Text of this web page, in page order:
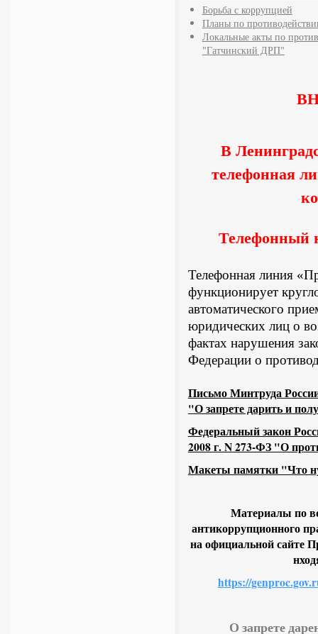
Борьба с коррупцией
Планы по
Локальные акты по
"Гатчинский ДРП"
В
телефонная
Телефонный
Телефонная линия
функционирует
автоматического
юридических лиц о
фактах нарушения
Федерации о
Письмо Минтруда
"О запрете дарить и
Федеральный закон
2008 г. N 273-ФЗ "О
Макеты памятки "Что
Материалы по
антикоррупционного
на официальной сайте
https://
О запрете